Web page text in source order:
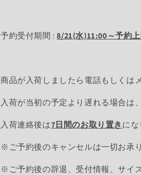
予約受付期間 : 8/21(水)11:00～予約
商品が入荷しましたら電話もしくは
入荷が当初の予定より遅れる場合は、
入荷連絡後は7日間のお取り置きに
※ご予約後のキャンセルは一切お承
※ご予約後の辞退、受付情報、サイ